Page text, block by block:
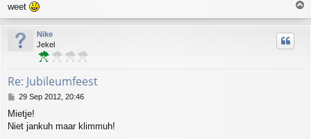
weet
o
p
Nike
Jekel
Re: Jubileumfeest
P
s
t
29 Sep 2012, 20:46
Mietje!
Niet jankuh maar klimmuh!